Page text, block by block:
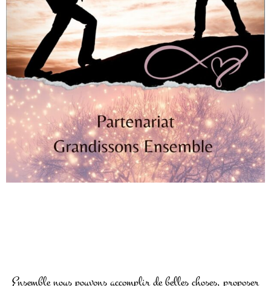
Ensemble nous pouvons accomplir de belles choses, proposer